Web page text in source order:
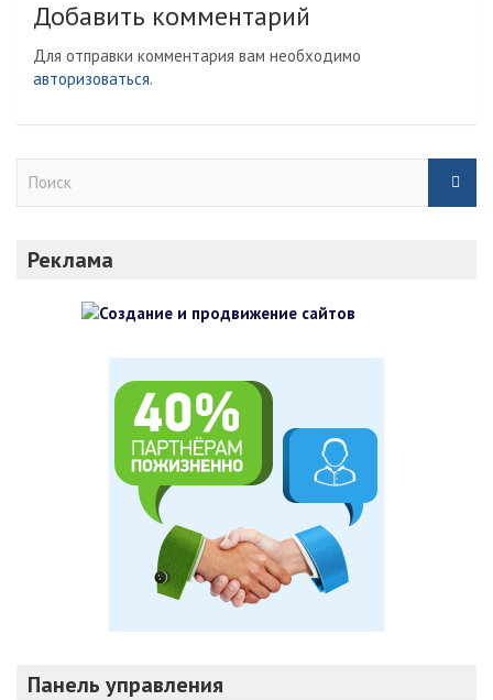
Добавить комментарий
Для отправки комментария вам необходимо
авторизоваться.
Реклама
Панель управления